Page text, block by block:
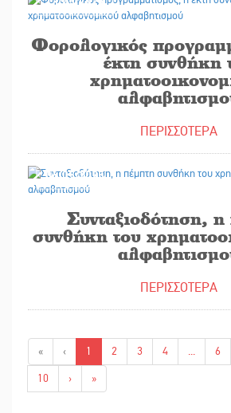
Φορολογικός
έκτη συνθήκη
ΠΕΡΙΣΣΟΤΕΡΑ
06/05/2025
Συνταξιοδότηση, η
συνθήκη του
ΠΕΡΙΣΣΟΤΕΡΑ
« ‹ 1 2 3 4 ... 6
10
› »